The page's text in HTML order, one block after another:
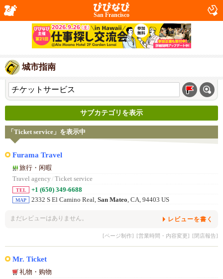
San Francisco
城市指南
サブカテゴリを表示
「Ticket service」を表示中
Furama Travel
旅行・闲暇
Travel agency / Ticket service
TEL +1 (650) 349-6688
MAP 2332 S El Camino Real, San Mateo, CA, 94403 US
まだレビューはありません。 レビューを書く
[ページ制作] [営業時間・内容変更] [閉店報告]
Mr. Ticket
礼物・购物